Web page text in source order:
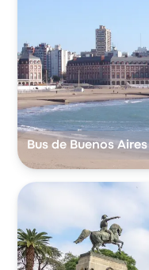
Bus de Buenos